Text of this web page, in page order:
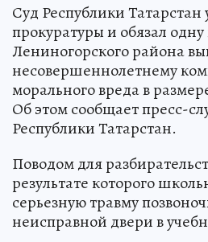
Суд Республики Татарстан
прокуратуры и обязал
Лениногорского района
несовершеннолетнему
морального вреда в
Об этом сообщает пресс-
Республики Татарстан.
Поводом для
результате которого
серьезную травму
неисправной двери в